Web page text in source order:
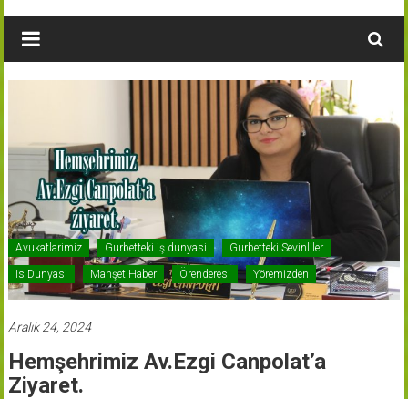
Köyleri
Avukatlarimiz Gurbetteki iş dunyasi Gurbetteki Sevinliler
Is Dunyasi Manşet Haber Örenderesi Yöremizden
Aralık 24, 2024
Hemşehrimiz Av.Ezgi Canpolat’a
Ziyaret.